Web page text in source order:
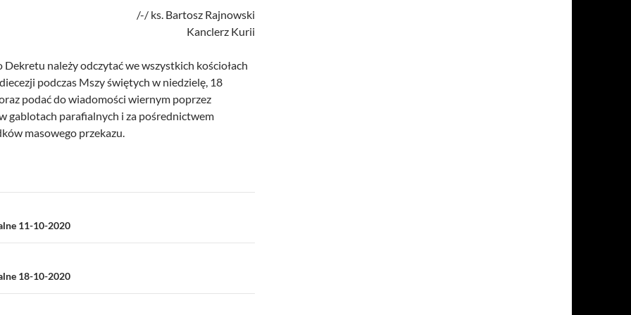
/-/ ks. Bartosz Rajnowski
Kanclerz Kurii
Dekretu należy odczytać we wszystkich kościołach
podczas Mszy świętych w niedzielę, 18
podać do wiadomości wiernym poprzez
gablotach parafialnych i za pośrednictwem
masowego przekazu.
11-10-2020
18-10-2020